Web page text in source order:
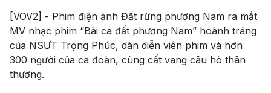
[VOV2] - Phim điện ảnh Đất rừng phương Nam ra mắt
MV nhạc phim “Bài ca đất phương Nam” hoành tráng
của NSƯT Trọng Phúc, dàn diễn viên phim và hơn
300 người của ca đoàn, cùng cất vang câu hò thân
thương.